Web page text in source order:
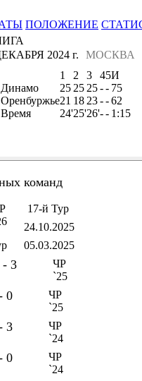
ПОЛОЖЕНИЕ
МОСКВА
2024 г.
1 2 3 45И
Динамо
25 25 25-- 75
Оренбуржье21 18 23--62
Время
24'25'26'-- 1:15
команд
17-й Тур
24.10.2025
05.03.2025
- 3
ЧР
`25
0
ЧР
`25
3
ЧР
`24
0
ЧР
`24